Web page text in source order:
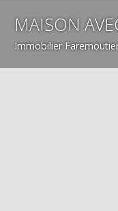
MAISON
Immobilier